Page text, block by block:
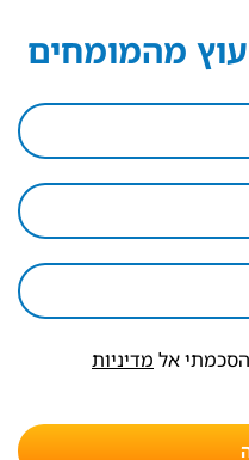
מהמומחים
אל מדיניות